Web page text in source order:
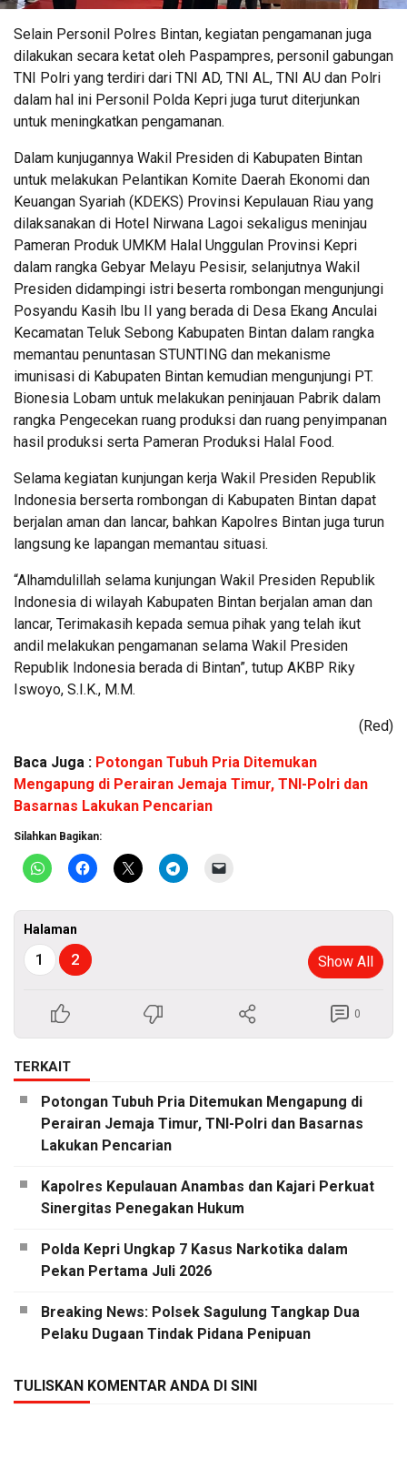
Selain Personil Polres Bintan, kegiatan pengamanan juga
dilakukan secara ketat oleh Paspampres, personil gabungan
TNI Polri yang terdiri dari TNI AD, TNI AL, TNI AU dan Polri
dalam hal ini Personil Polda Kepri juga turut diterjunkan
untuk meningkatkan pengamanan.
Dalam kunjugannya Wakil Presiden di Kabupaten Bintan
untuk melakukan Pelantikan Komite Daerah Ekonomi dan
Keuangan Syariah (KDEKS) Provinsi Kepulauan Riau yang
dilaksanakan di Hotel Nirwana Lagoi sekaligus meninjau
Pameran Produk UMKM Halal Unggulan Provinsi Kepri
dalam rangka Gebyar Melayu Pesisir, selanjutnya Wakil
Presiden didampingi istri beserta rombongan mengunjungi
Posyandu Kasih Ibu II yang berada di Desa Ekang Anculai
Kecamatan Teluk Sebong Kabupaten Bintan dalam rangka
memantau penuntasan STUNTING dan mekanisme
imunisasi di Kabupaten Bintan kemudian mengunjungi PT.
Bionesia Lobam untuk melakukan peninjauan Pabrik dalam
rangka Pengecekan ruang produksi dan ruang penyimpanan
hasil produksi serta Pameran Produksi Halal Food.
Selama kegiatan kunjungan kerja Wakil Presiden Republik
Indonesia berserta rombongan di Kabupaten Bintan dapat
berjalan aman dan lancar, bahkan Kapolres Bintan juga turun
langsung ke lapangan memantau situasi.
“Alhamdulillah selama kunjungan Wakil Presiden Republik
Indonesia di wilayah Kabupaten Bintan berjalan aman dan
lancar, Terimakasih kepada semua pihak yang telah ikut
andil melakukan pengamanan selama Wakil Presiden
Republik Indonesia berada di Bintan”, tutup AKBP Riky
Iswoyo, S.I.K., M.M.
(Red)
Baca Juga : Potongan Tubuh Pria Ditemukan
Mengapung di Perairan Jemaja Timur, TNI-Polri dan
Basarnas Lakukan Pencarian
Silahkan Bagikan:
Halaman
1 2 Show All
0
TERKAIT
Potongan Tubuh Pria Ditemukan Mengapung di
Perairan Jemaja Timur, TNI-Polri dan Basarnas
Lakukan Pencarian
Kapolres Kepulauan Anambas dan Kajari Perkuat
Sinergitas Penegakan Hukum
Polda Kepri Ungkap 7 Kasus Narkotika dalam
Pekan Pertama Juli 2026
Breaking News: Polsek Sagulung Tangkap Dua
Pelaku Dugaan Tindak Pidana Penipuan
TULISKAN KOMENTAR ANDA DI SINI